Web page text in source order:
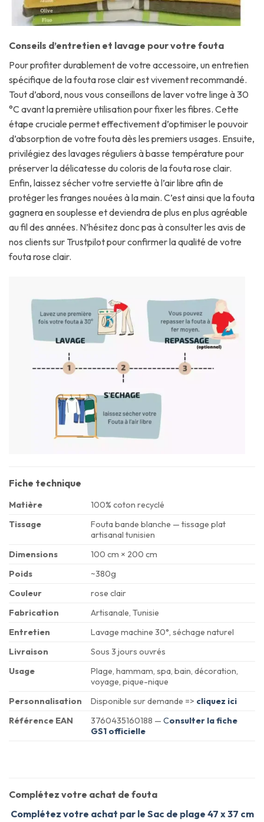
Conseils d’entretien et lavage pour votre fouta
Pour profiter durablement de votre accessoire, un entretien
spécifique de la fouta rose clair est vivement recommandé.
Tout d’abord, nous vous conseillons de laver votre linge à 30
°C avant la première utilisation pour fixer les fibres. Cette
étape cruciale permet effectivement d’optimiser le pouvoir
d’absorption de votre fouta dès les premiers usages. Ensuite,
privilégiez des lavages réguliers à basse température pour
préserver la délicatesse du coloris de la fouta rose clair.
Enfin, laissez sécher votre serviette à l’air libre afin de
protéger les franges nouées à la main. C’est ainsi que la fouta
gagnera en souplesse et deviendra de plus en plus agréable
au fil des années. N’hésitez donc pas à consulter les avis de
nos clients sur Trustpilot pour confirmer la qualité de votre
fouta rose clair.
Fiche technique
Matière
100% coton recyclé
Tissage
Fouta bande blanche — tissage plat
artisanal tunisien
Dimensions
100 cm × 200 cm
Poids
~380g
Couleur
rose clair
Fabrication
Artisanale, Tunisie
Entretien
Lavage machine 30°, séchage naturel
Livraison
Sous 3 jours ouvrés
Usage
Plage, hammam, spa, bain, décoration,
voyage, pique-nique
Personnalisation
Disponible sur demande => cliquez ici
Référence EAN
3760435160188 —Consulter la fiche
GS1 officielle
Complétez votre achat de fouta
Complétez votre achat par le Sac de plage 47 x 37 cm